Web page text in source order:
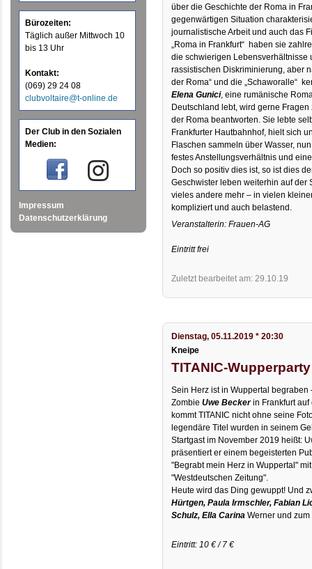
Bürozeiten:
Täglich außer Mittwoch 10
bis 13 Uhr
Kontakt:
(069) 29 24 08
clubvoltaire@t-online.de
Der Club in den Sozialen
Medien:
Impressum
Datenschutzerklärung
über die Geschichte der Roma in
gegenwärtigen Situation
journalistische Arbeit und auch das
„Roma in Frankfurt“ haben sie
die schwierigen Lebensverhältnisse
rassistischen Diskriminierung, aber
der Roma“ und die „Schaworalle“
Elena Gunici, eine rumänische
Deutschland lebt, wird gerne
der Roma beantworten. Sie lebte
Frankfurter Hautbahnhof, hielt sich
Flaschen sammeln über Wasser,
festes Anstellungsverhältnis und
Doch so positiv dies ist, so ist dies
Geschwister leben weiterhin auf der
vieles andere mehr – in vielen
kompliziert und auch belastend.
Veranstalterin: Frauen-AG
Eintritt frei
Zuletzt bearbeitet am: 29.10.19
Dienstag, 05.11.2019 * 20:30
Kneipe
TITANIC-
Sein Herz ist in Wuppertal
ZombieUwe Beckerin Frankfurt auf
kommt TITANIC nicht ohne seine
legendäre Titel wurden in seinem
Startgast im November 2019 heißt:
präsentiert er einem begeisterten
"Begrabt mein Herz in Wuppertal"
"Westdeutschen Zeitung".
Heute wird das Ding gewuppt! Und
Hürtgen, Paula Irmschler, Fabian
Schulz, Ella CarinaWerner und
Eintritt: 10 € / 7 €